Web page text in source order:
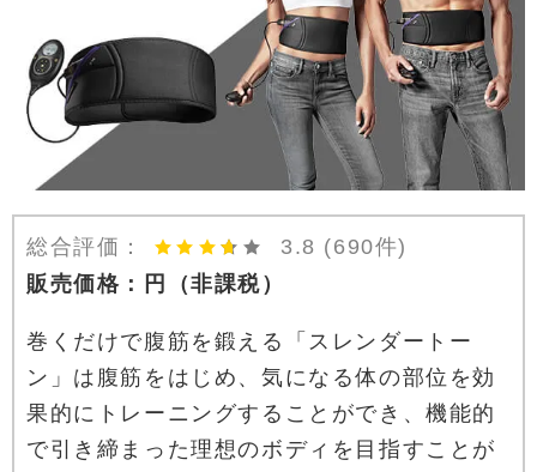
総合評価： 3.8 (690件)
販売価格：
円 （非課税）
巻くだけで腹筋を鍛える「スレンダートー
ン」は腹筋をはじめ、気になる体の部位を効
果的にトレーニングすることができ、機能的
で引き締まった理想のボディを目指すことが